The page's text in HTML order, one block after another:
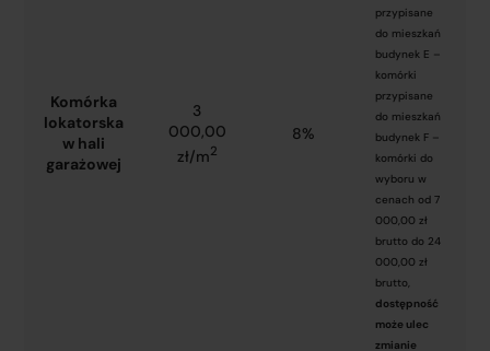
Komórka
lokatorska
w hali
garażowej
3
000,00
zł/m2
8%
przypisane
do mieszkań
budynek E –
komórki
przypisane
do mieszkań
budynek F –
komórki do
wyboru w
cenach od 7
000,00 zł
brutto do 24
000,00 zł
brutto,
dostępność
może ulec
zmianie